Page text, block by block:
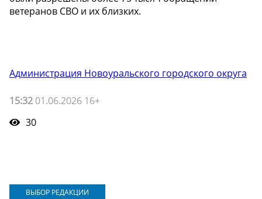
ветеранов СВО и их близких.
Администрация Новоуральского городского округа
15:32 01.06.2026 16+
30
ВЫБОР РЕДАКЦИИ